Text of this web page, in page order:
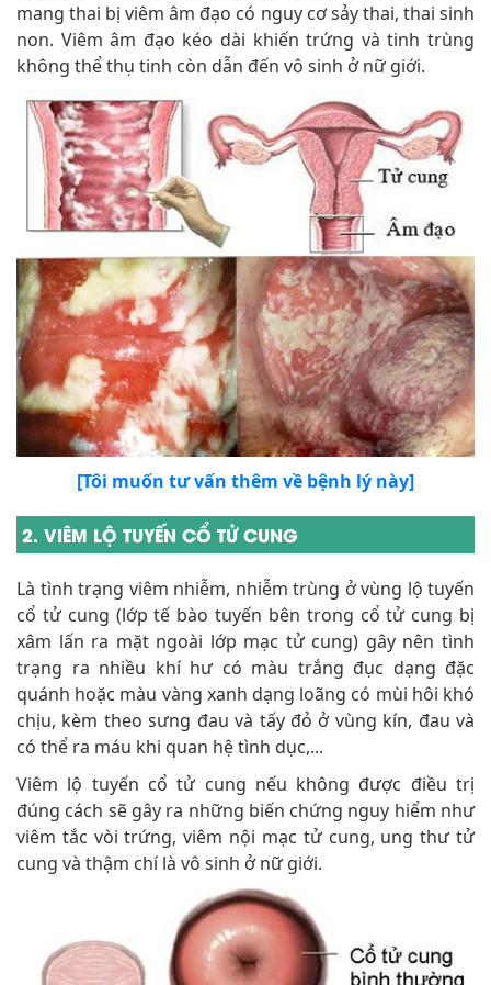
mang thai bị viêm âm đạo có nguy cơ sảy thai, thai sinh
non. Viêm âm đạo kéo dài khiến trứng và tinh trùng
không thể thụ tinh còn dẫn đến vô sinh ở nữ giới.
[Tôi muốn tư vấn thêm về bệnh lý này]
2. VIÊM LỘ TUYẾN CỔ TỬ CUNG
Là tình trạng viêm nhiễm, nhiễm trùng ở vùng lộ tuyến
cổ tử cung (lớp tế bào tuyến bên trong cổ tử cung bị
xâm lấn ra mặt ngoài lớp mạc tử cung) gây nên tình
trạng ra nhiều khí hư có màu trắng đục dạng đặc
quánh hoặc màu vàng xanh dạng loãng có mùi hôi khó
chịu, kèm theo sưng đau và tấy đỏ ở vùng kín, đau và
có thể ra máu khi quan hệ tình dục,...
Viêm lộ tuyến cổ tử cung nếu không được điều trị
đúng cách sẽ gây ra những biến chứng nguy hiểm như
viêm tắc vòi trứng, viêm nội mạc tử cung, ung thư tử
cung và thậm chí là vô sinh ở nữ giới.